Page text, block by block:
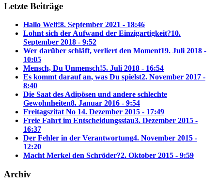
Letzte Beiträge
Hallo Welt!8. September 2021 - 18:46
Lohnt sich der Aufwand der Einzigartigkeit?10.
September 2018 - 9:52
Wer darüber schläft, verliert den Moment19. Juli 2018 -
10:05
Mensch, Du Unmensch!5. Juli 2018 - 16:54
Es kommt darauf an, was Du spielst2. November 2017 -
8:40
Die Saat des Adipösen und andere schlechte
Gewohnheiten8. Januar 2016 - 9:54
Freitagszitat No 14. Dezember 2015 - 17:49
Freie Fahrt im Entscheidungsstau3. Dezember 2015 -
16:37
Der Fehler in der Verantwortung4. November 2015 -
12:20
Macht Merkel den Schröder?2. Oktober 2015 - 9:59
Archiv